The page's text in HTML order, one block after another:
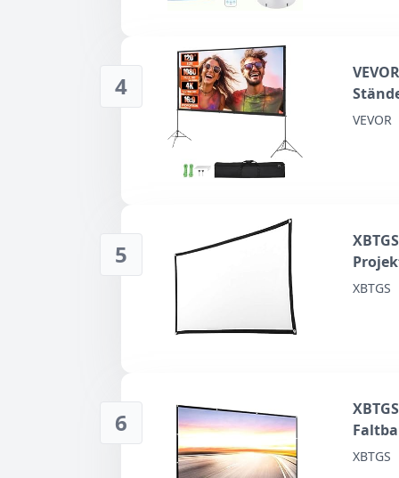
4
VEVOR
5
84
XBTGS
6
für
XBTGS